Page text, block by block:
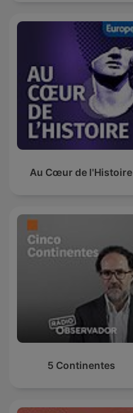
Au Cœur de l'Histoire
5 Continentes